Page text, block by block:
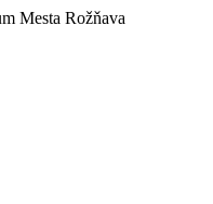
Mesta Rožňava